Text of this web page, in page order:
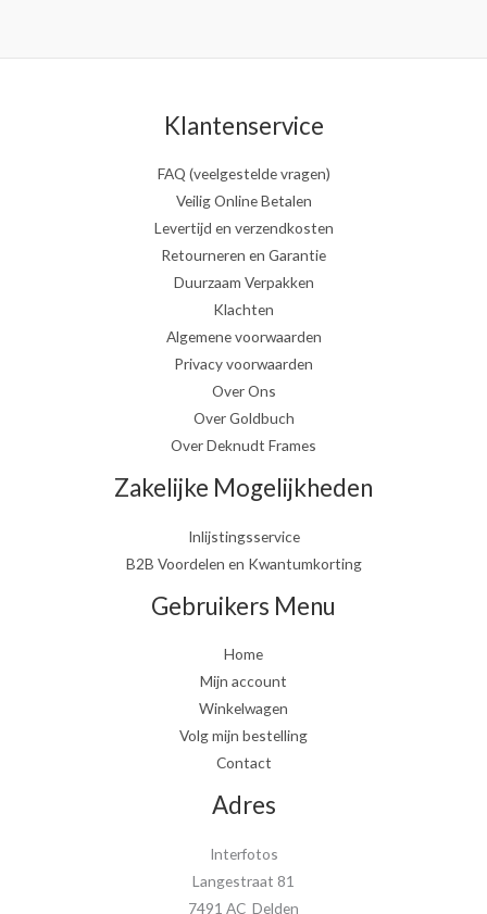
Klantenservice
FAQ (veelgestelde vragen)
Veilig Online Betalen
Levertijd en verzendkosten
Retourneren en Garantie
Duurzaam Verpakken
Klachten
Algemene voorwaarden
Privacy voorwaarden
Over Ons
Over Goldbuch
Over Deknudt Frames
Zakelijke Mogelijkheden
Inlijstingsservice
B2B Voordelen en Kwantumkorting
Gebruikers Menu
Home
Mijn account
Winkelwagen
Volg mijn bestelling
Contact
Adres
Interfotos
Langestraat 81
7491 AC Delden